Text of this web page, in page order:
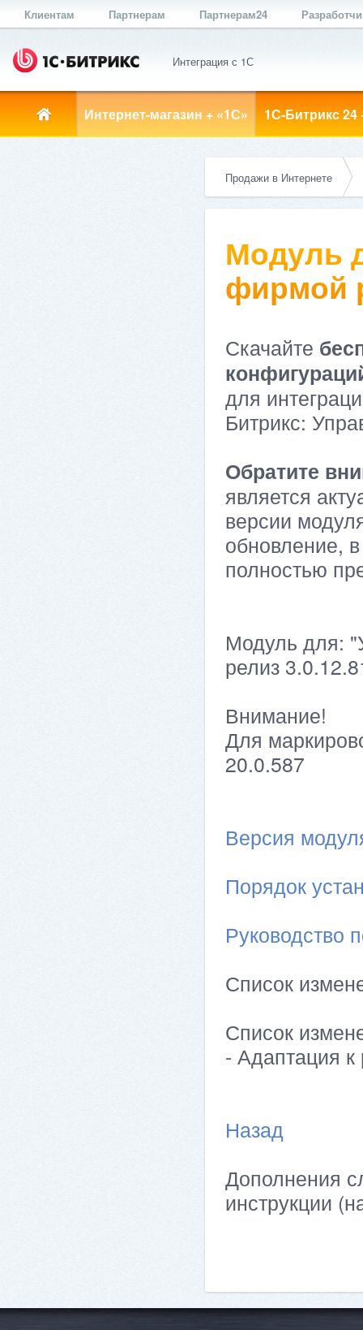
Клиентам Партнерам Партнерам24
Интеграция с 1С
Интернет-магазин + «1С» 1С-Битрикс 24
Продажи в Интернете
Модуль
фирмой
Скачайте
для
Битрикс:
Обратите
является
версии
обновление,
полностью
Модуль для:
релиз
Внимание!
Для
20.0.587
Версия
Порядок
Руководство
Список
Список
- Адаптация
Назад
Дополнения
инструкции